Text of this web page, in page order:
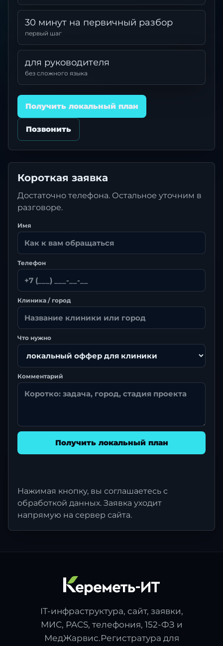
30 минут на первичный разбор
первый шаг
для руководителя
без сложного языка
Получить локальный план
Позвонить
Короткая заявка
Достаточно телефона. Остальное уточним в
разговоре.
Имя
Телефон
Клиника / город
Что нужно
Комментарий
Получить локальный план
Нажимая кнопку, вы соглашаетесь с
обработкой данных. Заявка уходит
напрямую на сервер сайта.
IT-инфраструктура, сайт, заявки,
МИС, PACS, телефония, 152-ФЗ и
МедЖарвис.Регистратура для